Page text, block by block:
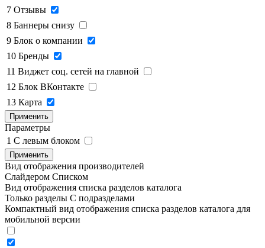
7 Отзывы
8 Баннеры снизу
9 Блок о компании
10 Бренды
11 Виджет соц. сетей на главной
12 Блок ВКонтакте
13 Карта
Применить
Параметры
1 C левым блоком
Применить
Вид отображения производителей
Слайдером Списком
Вид отображения списка разделов каталога
Только разделы С подразделами
Компактный вид отображения списка разделов каталога для
мобильной версии